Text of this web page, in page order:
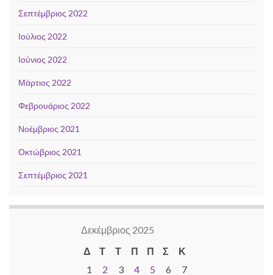
Σεπτέμβριος 2022
Ιούλιος 2022
Ιούνιος 2022
Μάρτιος 2022
Φεβρουάριος 2022
Νοέμβριος 2021
Οκτώβριος 2021
Σεπτέμβριος 2021
Δεκέμβριος 2025
Δ
Τ Τ Π Π Σ
Κ
1
2 3 4 5 6 7